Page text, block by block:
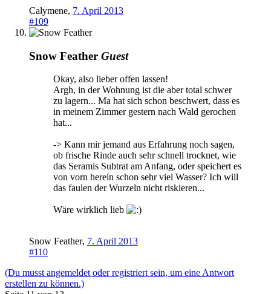
Calymene, 7. April 2013
#109
Snow Feather Guest
Okay, also lieber offen lassen!
Argh, in der Wohnung ist die aber total schwer
zu lagern... Ma hat sich schon beschwert, dass es
in meinem Zimmer gestern nach Wald gerochen
hat...
-> Kann mir jemand aus Erfahrung noch sagen,
ob frische Rinde auch sehr schnell trocknet, wie
das Seramis Subtrat am Anfang, oder speichert es
von vorn herein schon sehr viel Wasser? Ich will
das faulen der Wurzeln nicht riskieren...
Wäre wirklich lieb
Snow Feather, 7. April 2013
#110
(Du musst angemeldet oder registriert sein, um eine Antwort
erstellen zu können.)